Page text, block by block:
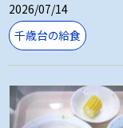
2026/07/14
千歳台の給食